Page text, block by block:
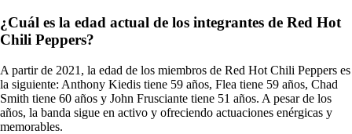
¿Cuál es la edad actual de los integrantes de Red Hot
Chili Peppers?
A partir de 2021, la edad de los miembros de Red Hot Chili Peppers es
la siguiente: Anthony Kiedis tiene 59 años, Flea tiene 59 años, Chad
Smith tiene 60 años y John Frusciante tiene 51 años. A pesar de los
años, la banda sigue en activo y ofreciendo actuaciones enérgicas y
memorables.